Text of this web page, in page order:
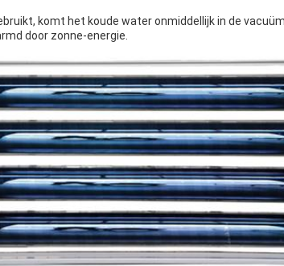
komt het koude water onmiddellijk in de
door zonne-energie.